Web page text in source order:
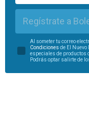
Regístrate a
Al someter tu correo
Condiciones de El
especiales de productos
Podrás optar salirte de